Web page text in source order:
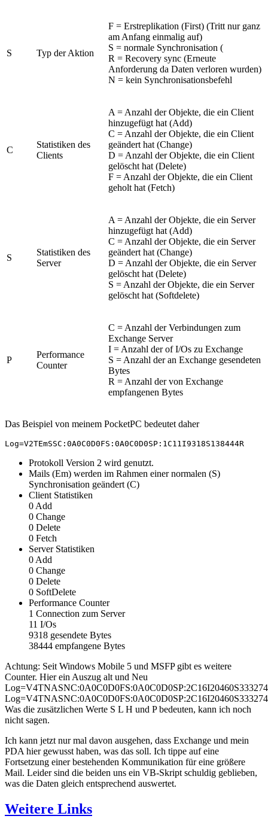
S Typ der Aktion
F = Erstreplikation (First) (Tritt nur ganz
am Anfang einmalig auf)
S = normale Synchronisation (
R = Recovery sync (Erneute
Anforderung da Daten verloren wurden)
N = kein Synchronisationsbefehl
C
Statistiken des
Clients
A = Anzahl der Objekte, die ein Client
hinzugefügt hat (Add)
C = Anzahl der Objekte, die ein Client
geändert hat (Change)
D = Anzahl der Objekte, die ein Client
gelöscht hat (Delete)
F = Anzahl der Objekte, die ein Client
geholt hat (Fetch)
S
Statistiken des
Server
A = Anzahl der Objekte, die ein Server
hinzugefügt hat (Add)
C = Anzahl der Objekte, die ein Server
geändert hat (Change)
D = Anzahl der Objekte, die ein Server
gelöscht hat (Delete)
S = Anzahl der Objekte, die ein Server
gelöscht hat (Softdelete)
P
Performance
Counter
C = Anzahl der Verbindungen zum
Exchange Server
I = Anzahl der of I/Os zu Exchange
S = Anzahl der an Exchange gesendeten
Bytes
R = Anzahl der von Exchange
empfangenen Bytes
Das Beispiel von meinem PocketPC bedeutet daher
Log=V2TEmSSC:0A0C0D0FS:0A0C0D0SP:1C11I9318S138444R
Protokoll Version 2 wird genutzt.
Mails (Em) werden im Rahmen einer normalen (S)
Synchronisation geändert (C)
Client Statistiken
0 Add
0 Change
0 Delete
0 Fetch
Server Statistiken
0 Add
0 Change
0 Delete
0 SoftDelete
Performance Counter
1 Connection zum Server
11 I/Os
9318 gesendete Bytes
38444 empfangene Bytes
Achtung: Seit Windows Mobile 5 und MSFP gibt es weitere
Counter. Hier ein Auszug alt und Neu
Was die zusätzlichen Werte S L H und P bedeuten, kann ich noch
nicht sagen.
Ich kann jetzt nur mal davon ausgehen, dass Exchange und mein
PDA hier gewusst haben, was das soll. Ich tippe auf eine
Fortsetzung einer bestehenden Kommunikation für eine größere
Mail. Leider sind die beiden uns ein VB-Skript schuldig geblieben,
was die Daten gleich entsprechend auswertet.
Weitere Links